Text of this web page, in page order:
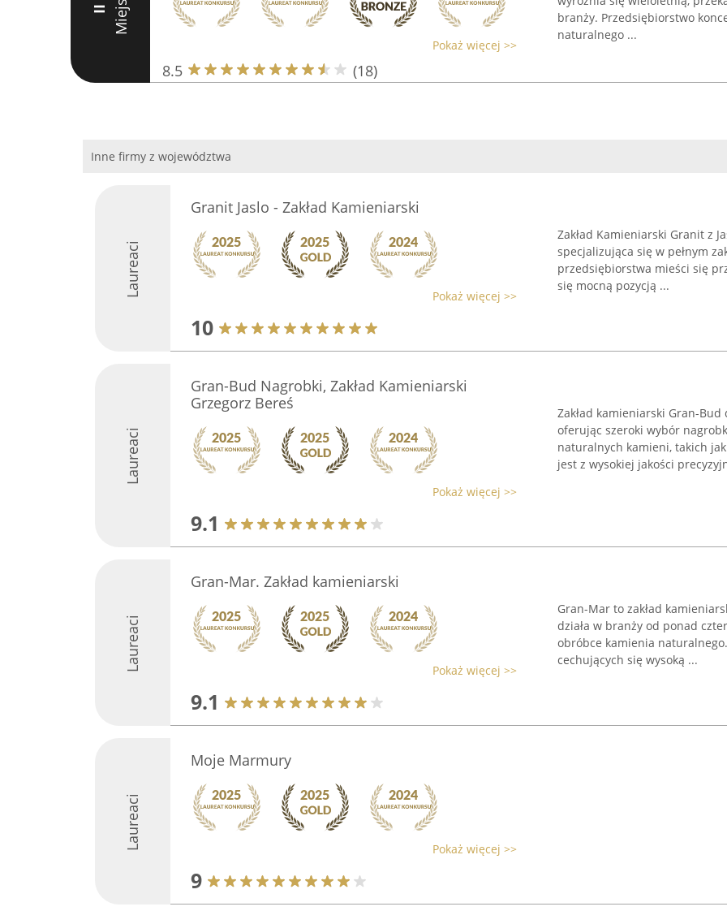
II
Pokaż więcej >>
8.5 (18)
branży. Przedsiębiorstwo
naturalnego ...
Inne firmy z województwa
Laureaci
Granit Jaslo - Zakład Kamieniarski
Pokaż więcej >>
10
Zakład Kamieniarski Granit z
specjalizująca się w pełnym
przedsiębiorstwa mieści się
się mocną pozycją ...
Laureaci
Gran-Bud Nagrobki, Zakład Kamieniarski
Grzegorz Bereś
Pokaż więcej >>
9.1
Zakład kamieniarski Gran-Bud
oferując szeroki wybór
naturalnych kamieni, takich
jest z wysokiej jakości
Laureaci
Gran-Mar. Zakład kamieniarski
Pokaż więcej >>
9.1
Gran-Mar to zakład
działa w branży od ponad
obróbce kamienia
cechujących się wysoką ...
Laureaci
Moje Marmury
Pokaż więcej >>
9